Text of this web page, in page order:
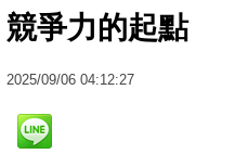
競爭力的起點
2025/09/06 04:12:27